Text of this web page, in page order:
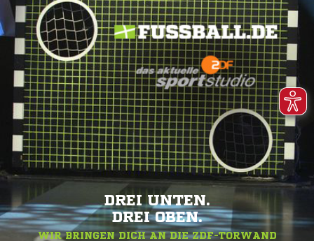
DREI UNTEN.
DREI OBEN.
WIR BRINGEN DICH AN DIE ZDF-TORWAND